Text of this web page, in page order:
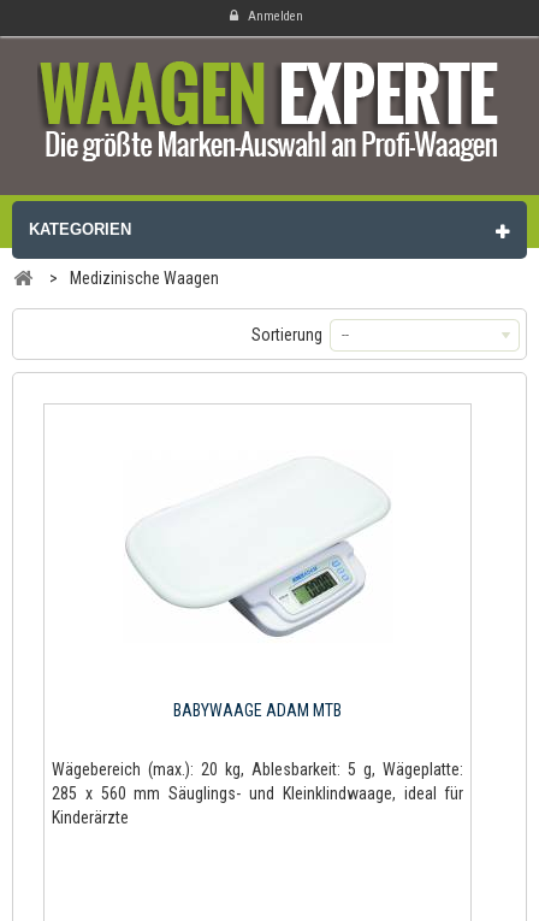
Anmelden
KATEGORIEN
> Medizinische Waagen
Sortierung --
BABYWAAGE ADAM MTB
Wägebereich (max.): 20 kg, Ablesbarkeit: 5 g, Wägeplatte:
285 x 560 mm Säuglings- und Kleinklindwaage, ideal für
Kinderärzte